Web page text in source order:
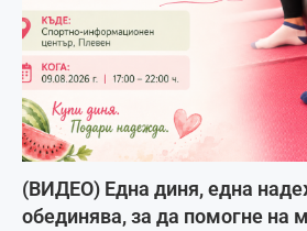
(ВИДЕО) Една диня, една
обединява, за да помогне на